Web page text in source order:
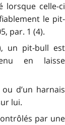
lorsque celle-ci
le pit-
par. 1 (4).
un pit-bull est
en laisse
d’un harnais
lui.
par une